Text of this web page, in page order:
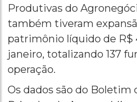
Produtivas do
também tiveram
patrimônio líquido de R$
janeiro, totalizando 137
operação.
Os dados são do Boletim